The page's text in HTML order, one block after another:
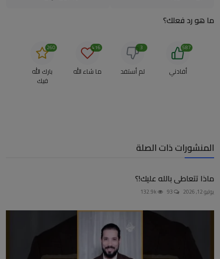
ما هو رد فعلك؟
أفادني
587
لم أستفد
3
ما شاء الله
416
بارك الله
فيك
260
المنشورات ذات الصلة
ماذا تتعاطى بالله عليك!؟
يوليو 12, 2026